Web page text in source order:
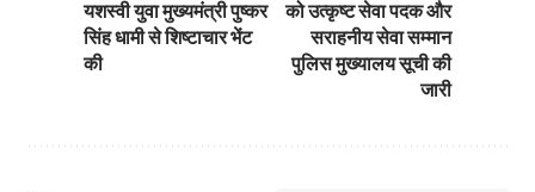
यशस्वी युवा मुख्यमंत्री पुष्कर
सिंह धामी से शिष्टाचार भेंट
की
को उत्कृष्ट सेवा पदक और
सराहनीय सेवा सम्मान
पुलिस मुख्यालय सूची की
जारी